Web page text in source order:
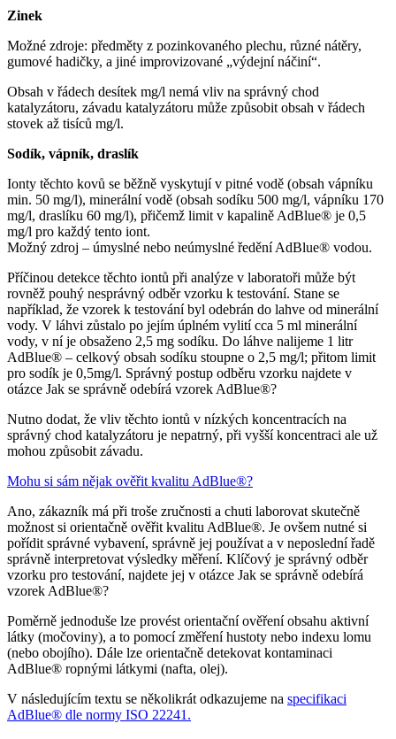
Zinek
Možné zdroje: předměty z pozinkovaného plechu, různé nátěry,
gumové hadičky, a jiné improvizované „výdejní náčiní“.
Obsah v řádech desítek mg/l nemá vliv na správný chod
katalyzátoru, závadu katalyzátoru může způsobit obsah v řádech
stovek až tisíců mg/l.
Sodík, vápník, draslík
Ionty těchto kovů se běžně vyskytují v pitné vodě (obsah vápníku
min. 50 mg/l), minerální vodě (obsah sodíku 500 mg/l, vápníku 170
mg/l, draslíku 60 mg/l), přičemž limit v kapalině AdBlue® je 0,5
mg/l pro každý tento iont.
Možný zdroj – úmyslné nebo neúmyslné ředění AdBlue® vodou.
Příčinou detekce těchto iontů při analýze v laboratoři může být
rovněž pouhý nesprávný odběr vzorku k testování. Stane se
například, že vzorek k testování byl odebrán do lahve od minerální
vody. V láhvi zůstalo po jejím úplném vylití cca 5 ml minerální
vody, v ní je obsaženo 2,5 mg sodíku. Do láhve nalijeme 1 litr
AdBlue® – celkový obsah sodíku stoupne o 2,5 mg/l; přitom limit
pro sodík je 0,5mg/l. Správný postup odběru vzorku najdete v
otázce Jak se správně odebírá vzorek AdBlue®?
Nutno dodat, že vliv těchto iontů v nízkých koncentracích na
správný chod katalyzátoru je nepatrný, při vyšší koncentraci ale už
mohou způsobit závadu.
Mohu si sám nějak ověřit kvalitu AdBlue®?
Ano, zákazník má při troše zručnosti a chuti laborovat skutečně
možnost si orientačně ověřit kvalitu AdBlue®. Je ovšem nutné si
pořídit správné vybavení, správně jej používat a v neposlední řadě
správně interpretovat výsledky měření. Klíčový je správný odběr
vzorku pro testování, najdete jej v otázce Jak se správně odebírá
vzorek AdBlue®?
Poměrně jednoduše lze provést orientační ověření obsahu aktivní
látky (močoviny), a to pomocí změření hustoty nebo indexu lomu
(nebo obojího). Dále lze orientačně detekovat kontaminaci
AdBlue® ropnými látkymi (nafta, olej).
V následujícím textu se několikrát odkazujeme na specifikaci
AdBlue® dle normy ISO 22241.